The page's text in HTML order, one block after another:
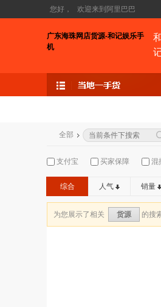
您好， 欢迎来到阿里巴巴
广东海珠网店货源-和记娱乐手
机
全部
支付宝 买家保障 混
综合 人气 销量
为您展示了相关 货源 的搜